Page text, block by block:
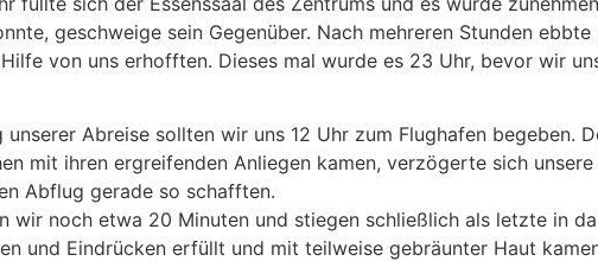
geschweige sein Gegenüber. Nach mehreren Stunden
von uns erhofften. Dieses mal wurde es 23 Uhr, bevor wir
unserer Abreise sollten wir uns 12 Uhr zum Flughafen begeben.
mit ihren ergreifenden Anliegen kamen, verzögerte sich
Abflug gerade so schafften.
wir noch etwa 20 Minuten und stiegen schließlich als letzte in
und Eindrücken erfüllt und mit teilweise gebräunter Haut